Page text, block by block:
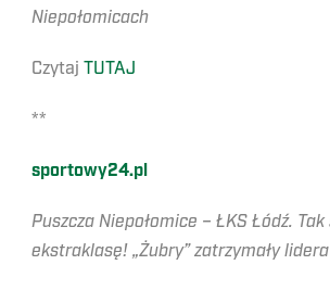
Niepołomicach
Czytaj TUTAJ
**
sportowy24.pl
Puszcza Niepołomice – ŁKS Łódź.
ekstraklasę! „Żubry” zatrzymały